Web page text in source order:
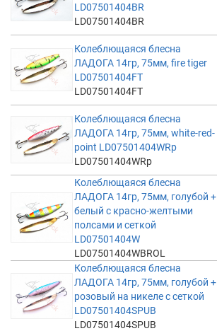
LD07501404BR
LD07501404BR
Колеблющаяся блесна
ЛАДОГА 14гр, 75мм, fire tiger
LD07501404FT
LD07501404FT
Колеблющаяся блесна
ЛАДОГА 14гр, 75мм, white-red-
point LD07501404WRp
LD07501404WRp
Колеблющаяся блесна
ЛАДОГА 14гр, 75мм, голубой +
белый с красно-желтыми
полсами и сеткой
LD07501404W
LD07501404WBROL
Колеблющаяся блесна
ЛАДОГА 14гр, 75мм, голубой +
розовый на никеле с сеткой
LD07501404SPUB
LD07501404SPUB